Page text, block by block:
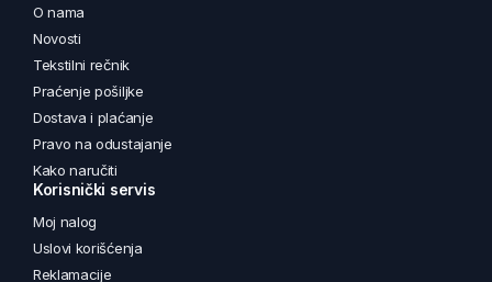
O nama
Novosti
Tekstilni rečnik
Praćenje pošiljke
Dostava i plaćanje
Pravo na odustajanje
Kako naručiti
Korisnički servis
Moj nalog
Uslovi korišćenja
Reklamacije